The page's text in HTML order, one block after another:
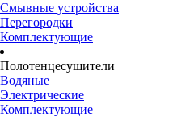
Смывные устройства
Перегородки
Комплектующие
Полотенцесушители
Водяные
Электрические
Комплектующие